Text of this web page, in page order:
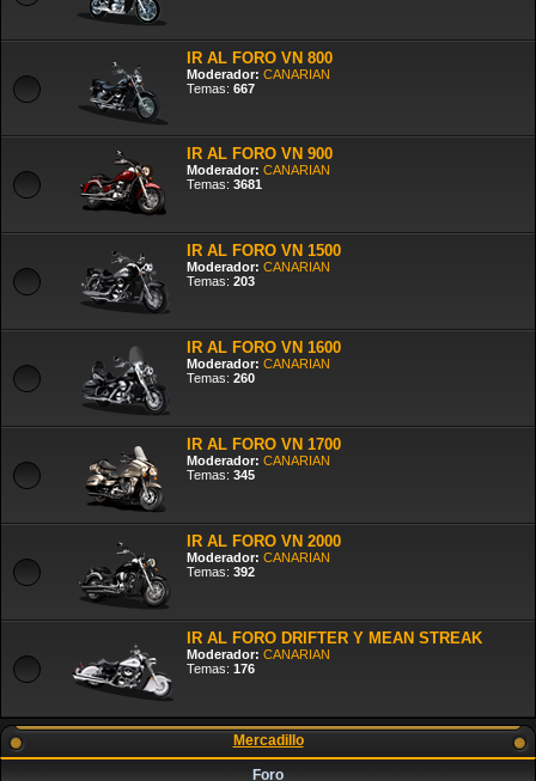
IR AL FORO VN 800
Moderador: CANARIAN
Temas: 667
IR AL FORO VN 900
Moderador: CANARIAN
Temas: 3681
IR AL FORO VN 1500
Moderador: CANARIAN
Temas: 203
IR AL FORO VN 1600
Moderador: CANARIAN
Temas: 260
IR AL FORO VN 1700
Moderador: CANARIAN
Temas: 345
IR AL FORO VN 2000
Moderador: CANARIAN
Temas: 392
IR AL FORO DRIFTER Y MEAN STREAK
Moderador: CANARIAN
Temas: 176
Mercadillo
Foro